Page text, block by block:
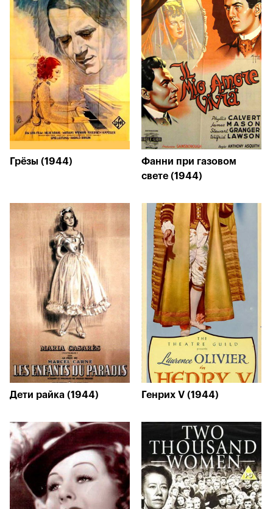
Грёзы (1944)
Фанни при газовом
свете (1944)
Дети райка (1944) Генрих V (1944)